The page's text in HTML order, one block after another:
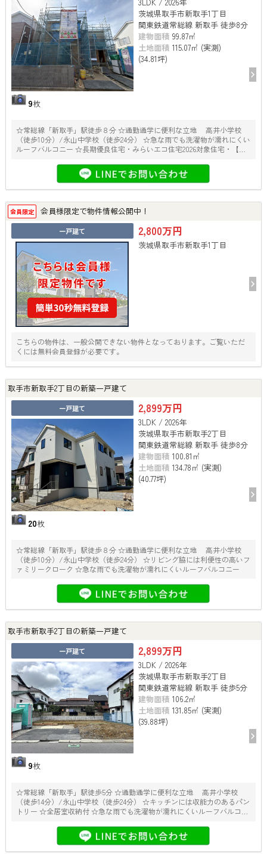
9枚
3LDK / 2026年
茨城県取手市新取手1丁目
関東鉄道常総線 新取手 徒歩8分
建物面積 99.87㎡
土地面積 115.07㎡ (実測)
(34.81坪)
☆常総線「新取手」駅徒歩８分 ☆通勤通学に便利な立地 高井小学校
（徒歩10分）/永山中学校（徒歩24分） ☆急な雨でも洗濯物が濡れにくい
ルーフバルコニー ☆長期優良住宅・みらいエコ住宅2026対象住宅・【フ
ーバルコニー部分及び玄関ポーチの一部約３．８２平米含む ※司法書士
会員限定 会員様限定で物件情報公開中！
一戸建て 2,800万円
茨城県取手市新取手1丁目
こちらの物件は、一般公開できない物件となっております。ご覧いただ
くには無料会員登録が必要です。
取手市新取手2丁目の新築一戸建て
一戸建て
20枚
2,899万円
3LDK / 2026年
茨城県取手市新取手2丁目
関東鉄道常総線 新取手 徒歩8分
建物面積 100.81㎡
土地面積 134.78㎡ (実測)
(40.77坪)
☆常総線「新取手」駅徒歩８分 ☆通勤通学に便利な立地 高井小学校
（徒歩10分）/永山中学校（徒歩24分） ☆リビング脇には利便性の高いフ
ァミリークローク ☆急な雨でも洗濯物が濡れにくいルーフバルコニー
取手市新取手2丁目の新築一戸建て
一戸建て
9枚
2,899万円
3LDK / 2026年
茨城県取手市新取手2丁目
関東鉄道常総線 新取手 徒歩5分
建物面積 106.2㎡
土地面積 131.85㎡ (実測)
(39.88坪)
☆常総線「新取手」駅徒歩5分 ☆通勤通学に便利な立地 高井小学校
（徒歩14分）/永山中学校（徒歩24分） ☆キッチンには収能力のあるパン
トリー ☆全居室収納付 ☆急な雨でも洗濯物が濡れにくいルーフバルコニ